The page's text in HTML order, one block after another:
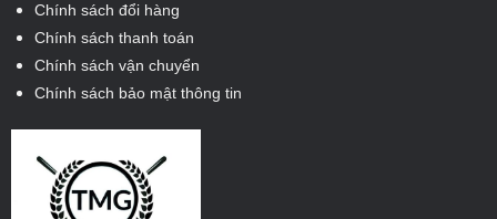
Chính sách đổi hàng
Chính sách thanh toán
Chính sách vận chuyển
Chính sách bảo mật thông tin